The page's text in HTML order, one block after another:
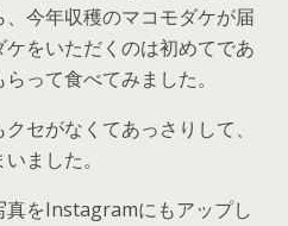
今年収穫のマコモダケが届
をいただくのは初めてであ
って食べてみました。
セがなくてあっさりして、
ました。
真をInstagramにもアップし